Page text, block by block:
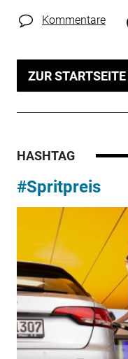
Kommentare
ZUR STARTSEITE
HASHTAG
#Spritpreis